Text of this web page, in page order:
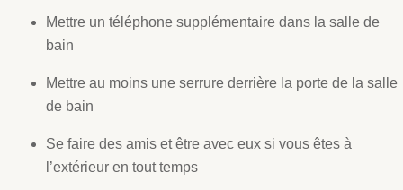
Mettre un téléphone supplémentaire dans la salle de
bain
Mettre au moins une serrure derrière la porte de la salle
de bain
Se faire des amis et être avec eux si vous êtes à
l’extérieur en tout temps